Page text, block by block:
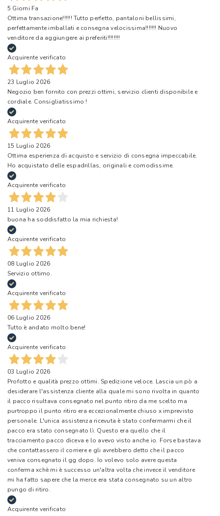
5 Giorni Fa
Ottima transazione!!!!!! Tutto perfetto, pantaloni bellissimi,
perfettamente imballati e consegna velocissima!!!!!!! Nuovo
venditore da aggiungere ai preferiti!!!!!!!!
Acquirente verificato
23 Luglio 2026
Negozio ben fornito con prezzi ottimi, servizio clienti disponibile e
cordiale. Consigliatissimo !
Acquirente verificato
15 Luglio 2026
Ottima esperienza di acquisto e servizio di consegna impeccabile.
Ho acquistato delle espadrillas, originali e comodissime.
Acquirente verificato
11 Luglio 2026
buona ha soddisfatto la mia richiesta!
Acquirente verificato
08 Luglio 2026
Servizio ottimo.
Acquirente verificato
06 Luglio 2026
Tutto è andato molto bene!
Acquirente verificato
03 Luglio 2026
Profotto e qualità prezzo ottimi. Spedizione veloce. Lascia un pò a
desiderare l'assistenza cliente alla quale mi sono rivolta in quanto
il pacco risultava consegnato nel punto ritiro da me scelto ma
purtroppo il punto ritiro era eccezionalmente chiuso x imprevisto
personale. L'unica assistenza ricevuta è stato confermarmi che il
pacco era stato consegnato lì. Questo era quello che il
tracciamento pacco diceva e lo avevo visto anche io. Forse bastava
che contattassero il corriere e gli avrebbero detto che il pacco
veniva consegnato il gg dopo. Io volevo solo avere questa
conferma xchè mi è successo un'altra volta che invece il venditore
mi ha fatto sapere che la merce era stata consegnato su un altro
pungo di ritiro.
Acquirente verificato